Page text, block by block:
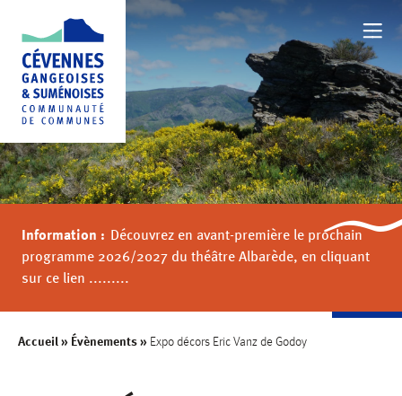
NOTRE TERRITOIRE
BOUGER
AU QUOTIDIEN
Information :
Découvrez en avant-première le prochain
programme 2026/2027 du théâtre Albarède, en cliquant
sur ce lien .........
Accueil » Évènements » Expo décors Eric Vanz de Godoy